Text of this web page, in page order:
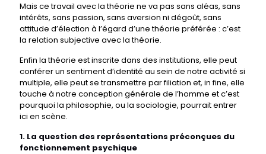
Mais ce travail avec la théorie ne va pas sans aléas, sans
intérêts, sans passion, sans aversion ni dégoût, sans
attitude d’élection à l’égard d’une théorie préférée : c’est
la relation subjective avec la théorie.
Enfin la théorie est inscrite dans des institutions, elle peut
conférer un sentiment d’identité au sein de notre activité si
multiple, elle peut se transmettre par filiation et, in fine, elle
touche à notre conception générale de l’homme et c’est
pourquoi la philosophie, ou la sociologie, pourrait entrer
ici en scène.
1. La question des représentations préconçues du
fonctionnement psychique